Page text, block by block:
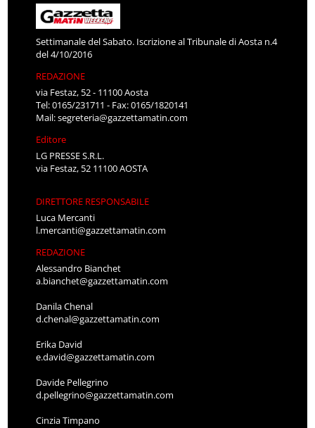
Settimanale del Sabato. Iscrizione al Tribunale di Aosta n.4
del 4/10/2016
REDAZIONE
via Festaz, 52 - 11100 Aosta
Tel: 0165/231711 - Fax: 0165/1820141
Mail:segreteria@gazzettamatin.com
Editore
LG PRESSE S.R.L.
via Festaz, 52 11100 AOSTA
DIRETTORE RESPONSABILE
Luca Mercanti
l.mercanti@gazzettamatin.com
REDAZIONE
Alessandro Bianchet
a.bianchet@gazzettamatin.com
Danila Chenal
d.chenal@gazzettamatin.com
Erika David
e.david@gazzettamatin.com
Davide Pellegrino
d.pellegrino@gazzettamatin.com
Cinzia Timpano